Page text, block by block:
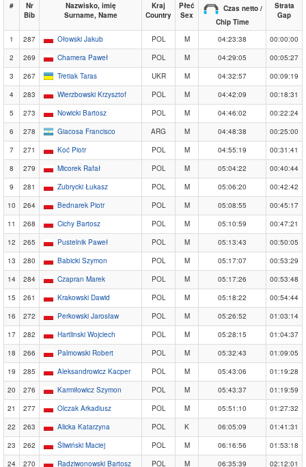
#
Nr
Bib
Nazwisko, imię
Surname, Name
Kraj
Country
Płeć
Sex
Czas netto /
Chip Time
Strata
Gap
1 287 Ołowski Jakub POL M 04:23:38
00:00:00
2
269 Chamera Paweł POL M 04:29:05
00:05:27
3
267 Tretiak Taras UKR M 04:32:57
00:09:19
4
283 Wierzbowski Krzysztof POL M 04:42:09
00:18:31
5
273 Nowicki Bartosz POL M 04:46:02
00:22:24
6
278 Giacosa Francisco ARG M 04:48:38
00:25:00
7
271 Koć Piotr POL M 04:55:19
00:31:41
8
279 Micorek Rafał POL M 05:04:22
00:40:44
9
281 Zubrycki Łukasz POL M 05:06:20
00:42:42
10
264 Bednarek Piotr POL M 05:08:55
00:45:17
11
268 Cichy Bartosz POL M 05:10:59
00:47:21
12
265 Pustelnik Paweł POL M 05:13:43
00:50:05
13
280 Babicki Szymon POL M 05:17:07
00:53:29
14
284 Czapran Marek POL M 05:17:26
00:53:48
15
261 Krakowski Dawid POL M 05:18:22
00:54:44
16
272 Perkowski Jarosław POL M 05:26:52
01:03:14
17
282 Hartlinski Wojciech POL M 05:28:15
01:04:37
18
266 Palmowski Robert POL M 05:32:43
01:09:05
19
285 Aleksandrowicz Kacper POL M 05:43:06
01:19:28
20
276 Karmiłowicz Szymon POL M 05:43:37
01:19:59
21
277 Olczak Arkadiusz POL M 05:51:10
01:27:32
22
263 Alicka Katarzyna POL K 06:05:09
01:41:31
23
262 Śliwiński Maciej POL M 06:16:56
01:53:18
24
270 Radziwonowski Bartosz POL M 06:35:39 02:12:01